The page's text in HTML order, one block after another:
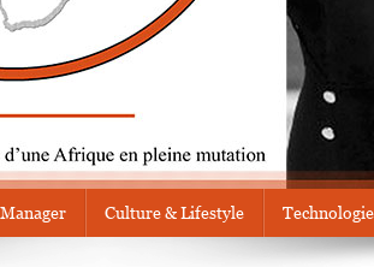
Culture & Lifestyle